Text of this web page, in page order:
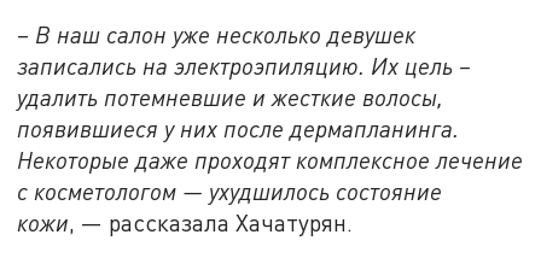
– В наш салон уже несколько девушек
записались на электроэпиляцию. Их цель –
удалить потемневшие и жесткие волосы,
появившиеся у них после дермапланинга.
Некоторые даже проходят комплексное лечение
с косметологом — ухудшилось состояние
кожи , — рассказала Хачатурян.